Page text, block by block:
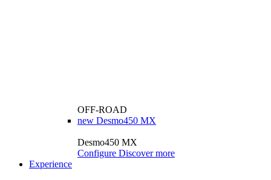
OFF-ROAD
new Desmo450 MX
Desmo450 MX
Configure Discover more
Experience